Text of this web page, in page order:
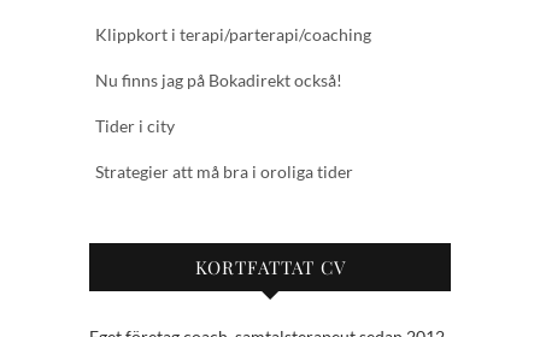
Klippkort i terapi/parterapi/coaching
Nu finns jag på Bokadirekt också!
Tider i city
Strategier att må bra i oroliga tider
KORTFATTAT CV